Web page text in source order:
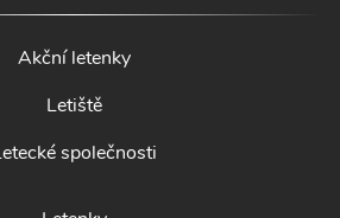
Akční letenky
Letiště
společnosti